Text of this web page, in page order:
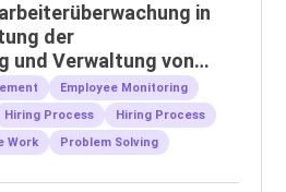
in
der
und Verwaltung von
Employee Monitoring
Hiring Process
Hiring Process
Work
Problem Solving